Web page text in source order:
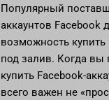
Популярный
аккаунтов Facebook
возможность
под залив. Когда вы
купить Facebook-
всего важен не